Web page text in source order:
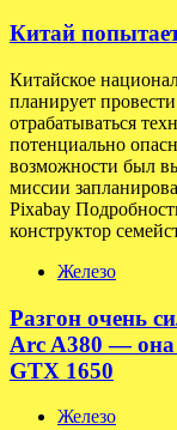
Китай
Китайское
планирует
отрабатываться
потенциально
возможности был
миссии
Pixabay
конструктор
Железо
Разгон очень
Arc A380 — она
GTX 1650
Железо